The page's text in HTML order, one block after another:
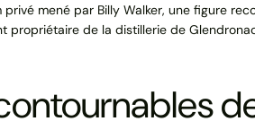
mené par Billy Walker, une figure
propriétaire de la distillerie de